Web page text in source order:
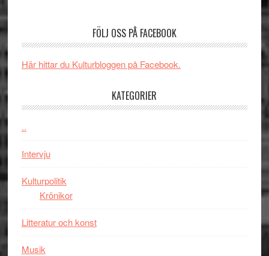
och
Jackie
synas
Vem
FÖLJ OSS PÅ FACEBOOK
Här hittar du Kulturbloggen på Facebook.
KATEGORIER
..
Intervju
Kulturpolitik
Krönikor
Litteratur och konst
Musik